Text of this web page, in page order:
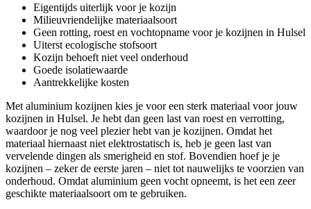
Eigentijds uiterlijk voor je kozijn
Milieuvriendelijke materiaalsoort
Geen rotting, roest en vochtopname voor je kozijnen in Hulsel
Uiterst ecologische stofsoort
Kozijn behoeft niet veel onderhoud
Goede isolatiewaarde
Aantrekkelijke kosten
Met aluminium kozijnen kies je voor een sterk materiaal voor jouw
kozijnen in Hulsel. Je hebt dan geen last van roest en verrotting,
waardoor je nog veel plezier hebt van je kozijnen. Omdat het
materiaal hiernaast niet elektrostatisch is, heb je geen last van
vervelende dingen als smerigheid en stof. Bovendien hoef je je
kozijnen – zeker de eerste jaren – niet tot nauwelijks te voorzien van
onderhoud. Omdat aluminium geen vocht opneemt, is het een zeer
geschikte materiaalsoort om te gebruiken.